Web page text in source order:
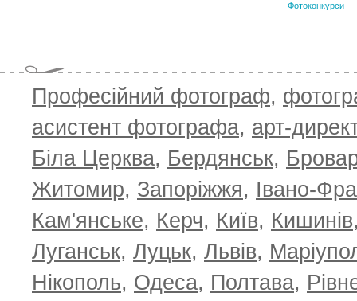
Фотоконкурси
Професійний фотограф,
асистент фотографа, арт-
Біла Церква, Бердянськ,
Житомир, Запоріжжя, Івано-
Кам'янське, Керч, Київ, Кишинів
Луганськ, Луцьк, Львів,
Нікополь, Одеса, Полтава,